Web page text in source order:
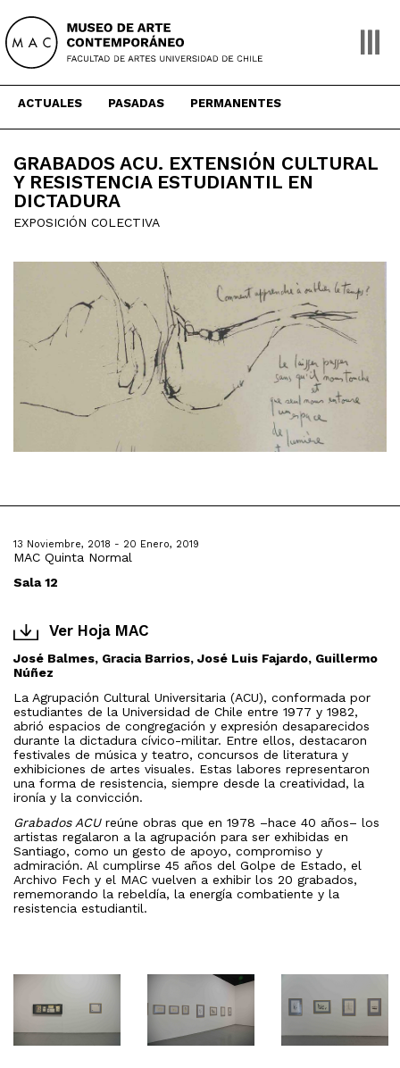
content
ACTUALES PASADAS PERMANENTES
GRABADOS ACU. EXTENSIÓN CULTURAL
Y RESISTENCIA ESTUDIANTIL EN
DICTADURA
EXPOSICIÓN COLECTIVA
13 Noviembre, 2018 - 20 Enero, 2019
MAC Quinta Normal
Sala 12
Ver Hoja MAC
José Balmes, Gracia Barrios, José Luis Fajardo, Guillermo
Núñez
La Agrupación Cultural Universitaria (ACU), conformada por
estudiantes de la Universidad de Chile entre 1977 y 1982,
abrió espacios de congregación y expresión desaparecidos
durante la dictadura cívico-militar. Entre ellos, destacaron
festivales de música y teatro, concursos de literatura y
exhibiciones de artes visuales. Estas labores representaron
una forma de resistencia, siempre desde la creatividad, la
ironía y la convicción.
Grabados ACUreúne obras que en 1978 –hace 40 años– los
artistas regalaron a la agrupación para ser exhibidas en
Santiago, como un gesto de apoyo, compromiso y
admiración. Al cumplirse 45 años del Golpe de Estado, el
Archivo Fech y el MAC vuelven a exhibir los 20 grabados,
rememorando la rebeldía, la energía combatiente y la
resistencia estudiantil.